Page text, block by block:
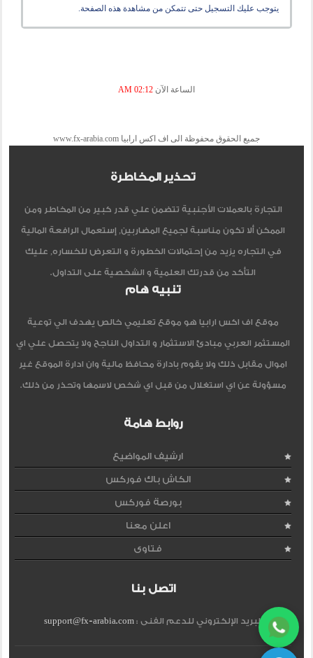
يتوجب عليك التسجيل حتى تتمكن من مشاهدة هذه الصفحة.
الساعة الآن 02:12 AM
جميع الحقوق محفوظة الى اف اكس ارابيا www.fx-arabia.com
تحذير المخاطرة
التجارة بالعملات الأجنبية تتضمن علي قدر كبير من المخاطر ومن
الممكن ألا تكون مناسبة لجميع المضاربين, إستعمال الرافعة المالية
في التجاره يزيد من إحتمالات الخطورة و التعرض للخساره, عليك
التأكد من قدرتك العلمية و الشخصية على التداول.
تنبيه هام
موقع اف اكس ارابيا هو موقع تعليمي خالص يهدف الي توعية
المستثمر العربي مبادئ الاستثمار و التداول الناجح ولا يتحصل علي اي
اموال مقابل ذلك ولا يقوم بادارة محافظ مالية وان ادارة الموقع غير
مسؤولة عن اي استغلال من قبل اي شخص لاسمها وتحذر من ذلك.
روابط هامة
ارشيف المواضيع
الكاش باك فوركس
بورصة فوركس
اعلن معنا
فتاوى
اتصل بنا
البريد الإلكتروني للدعم الفنى :support@fx-arabia.com